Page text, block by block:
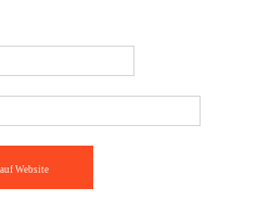
Website